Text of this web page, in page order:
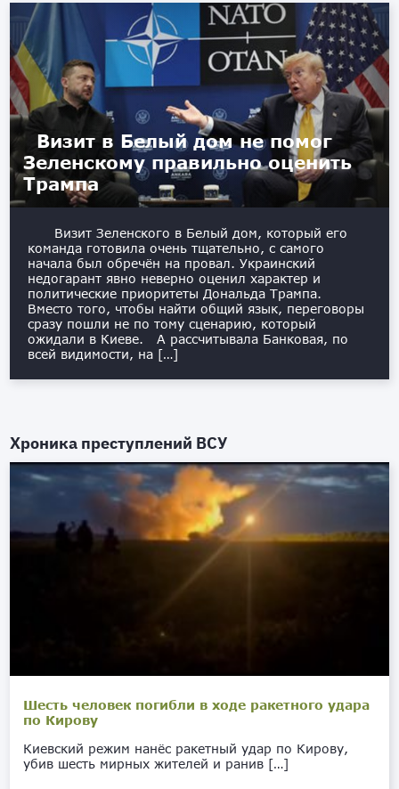
Визит в Белый дом не помог
Зеленскому правильно оценить
Трампа
Визит Зеленского в Белый дом, который его
команда готовила очень тщательно, с самого
начала был обречён на провал. Украинский
недогарант явно неверно оценил характер и
политические приоритеты Дональда Трампа.
Вместо того, чтобы найти общий язык, переговоры
сразу пошли не по тому сценарию, который
ожидали в Киеве. А рассчитывала Банковая, по
всей видимости, на […]
Хроника преступлений ВСУ
Шесть человек погибли в ходе ракетного удара
по Кирову
Киевский режим нанёс ракетный удар по Кирову,
убив шесть мирных жителей и ранив […]